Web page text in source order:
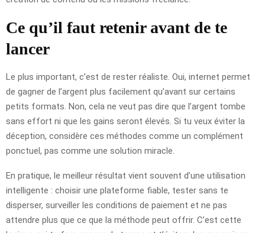
Ce qu’il faut retenir avant de te
lancer
Le plus important, c’est de rester réaliste. Oui, internet permet
de gagner de l’argent plus facilement qu’avant sur certains
petits formats. Non, cela ne veut pas dire que l’argent tombe
sans effort ni que les gains seront élevés. Si tu veux éviter la
déception, considère ces méthodes comme un complément
ponctuel, pas comme une solution miracle.
En pratique, le meilleur résultat vient souvent d’une utilisation
intelligente : choisir une plateforme fiable, tester sans te
disperser, surveiller les conditions de paiement et ne pas
attendre plus que ce que la méthode peut offrir. C’est cette